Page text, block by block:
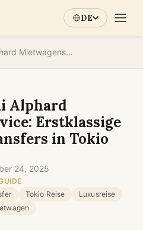
DE
Fujitaxi Alphard Mietwagenservice: Erstklassige Flughafentransfers in Tokio
Alphard
Erstklassige
in Tokio
24, 2025
Tokio Reise
Luxusreise